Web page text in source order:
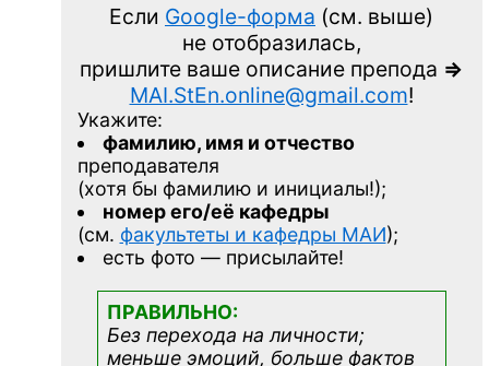
Если Google-форма (см. выше)
не отобразилась,
пришлите ваше описание препода =>
MAI.StEn.online@gmail.com!
Укажите:
фамилию, имя и отчество
преподавателя
(хотя бы фамилию и инициалы!);
номер его/её кафедры
(см. факультеты и кафедры МАИ);
есть фото — присылайте!
ПРАВИЛЬНО:
Без перехода на личности;
меньше эмоций, больше фактов